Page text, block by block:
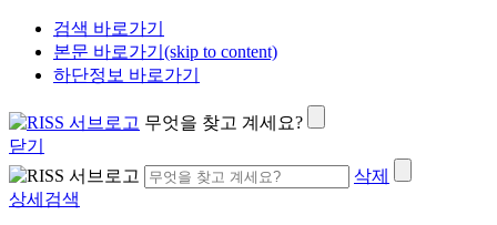
검색 바로가기
본문 바로가기(skip to content)
하단정보 바로가기
무엇을 찾고 계세요?
닫기
삭제
상세검색